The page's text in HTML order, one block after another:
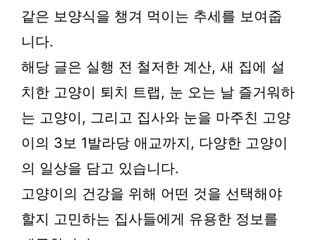
같은 보양식을 챙겨 먹이는 추세를 보여줍
니다.
해당 글은 실행 전 철저한 계산, 새 집에 설
치한 고양이 퇴치 트랩, 눈 오는 날 즐거워하
는 고양이, 그리고 집사와 눈을 마주친 고양
이의 3보 1발라당 애교까지, 다양한 고양이
의 일상을 담고 있습니다.
고양이의 건강을 위해 어떤 것을 선택해야
할지 고민하는 집사들에게 유용한 정보를